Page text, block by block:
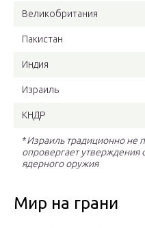
Великобритания
Пакистан
Индия
Израиль
КНДР
*Израиль традиционноне
опровергаетутверждения
ядерного оружия
Мир на грани